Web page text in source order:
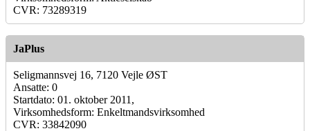
CVR: 73289319
JaPlus
Seligmannsvej 16, 7120 Vejle ØST
Ansatte: 0
Startdato: 01. oktober 2011,
Virksomhedsform: Enkeltmandsvirksomhed
CVR: 33842090